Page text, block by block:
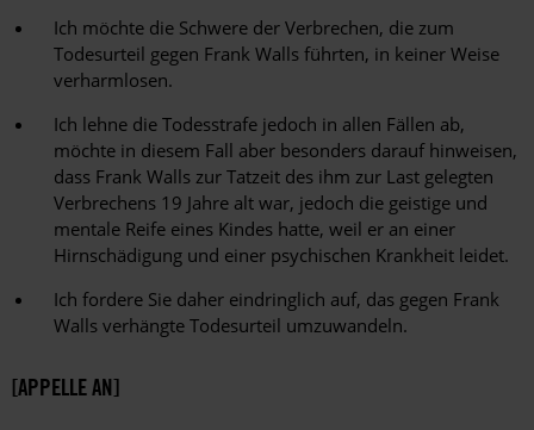
Ich möchte die Schwere der Verbrechen, die zum
Todesurteil gegen Frank Walls führten, in keiner Weise
verharmlosen.
Ich lehne die Todesstrafe jedoch in allen Fällen ab,
möchte in diesem Fall aber besonders darauf hinweisen,
dass Frank Walls zur Tatzeit des ihm zur Last gelegten
Verbrechens 19 Jahre alt war, jedoch die geistige und
mentale Reife eines Kindes hatte, weil er an einer
Hirnschädigung und einer psychischen Krankheit leidet.
Ich fordere Sie daher eindringlich auf, das gegen Frank
Walls verhängte Todesurteil umzuwandeln.
[APPELLE AN]